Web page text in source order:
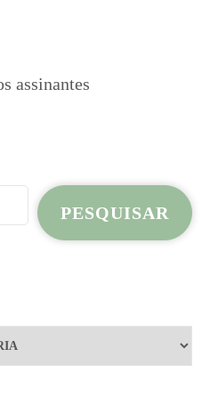
assinantes
PESQUISAR